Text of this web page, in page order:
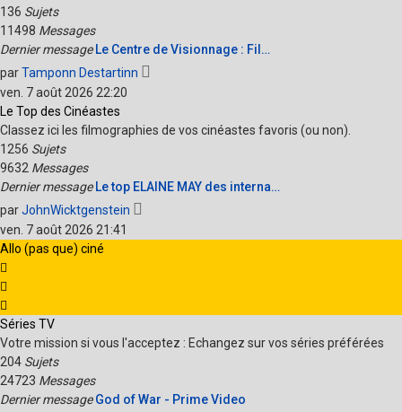
136 Sujets
11498 Messages
Dernier message Le Centre de Visionnage : Fil…
parTamponn Destartinn
message
ven. 7 août 2026 22:20
Le Top des Cinéastes
Classez ici les filmographies de vos cinéastes favoris (ou non).
1256 Sujets
9632 Messages
Dernier message Le top ELAINE MAY des interna…
parJohnWicktgenstein
dernier
ven. 7 août 2026 21:41
Allo (pas que) ciné
Séries TV
Votre mission si vous l'acceptez : Echangez sur vos séries préférées
204 Sujets
24723 Messages
Dernier message God of War - Prime Video